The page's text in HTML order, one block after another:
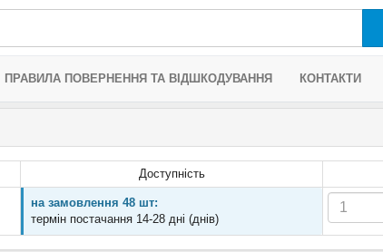
ПРАВИЛА ПОВЕРНЕННЯ ТА ВІДШКОДУВАННЯ КОНТАКТИ
Доступність
на замовлення 48 шт:
термін постачання 14-28 дні (днів)